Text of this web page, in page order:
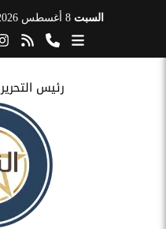
السبت 8 أغسطس 2026
رئيس التحرير